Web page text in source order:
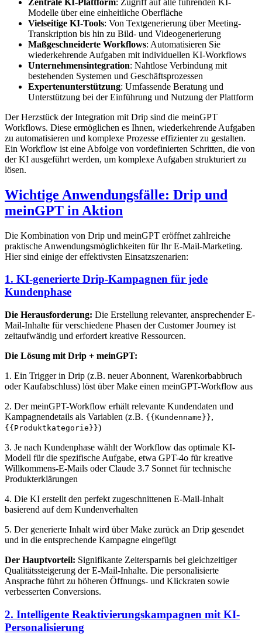
Zentrale KI-Plattform: Zugriff auf alle führenden KI-
Modelle über eine einheitliche Oberfläche
Vielseitige KI-Tools: Von Textgenerierung über Meeting-
Transkription bis hin zu Bild- und Videogenerierung
Maßgeschneiderte Workflows: Automatisieren Sie
wiederkehrende Aufgaben mit individuellen KI-Workflows
Unternehmensintegration: Nahtlose Verbindung mit
bestehenden Systemen und Geschäftsprozessen
Expertenunterstützung: Umfassende Beratung und
Unterstützung bei der Einführung und Nutzung der Plattform
Der Herzstück der Integration mit Drip sind die meinGPT
Workflows. Diese ermöglichen es Ihnen, wiederkehrende Aufgaben
zu automatisieren und komplexe Prozesse effizienter zu gestalten.
Ein Workflow ist eine Abfolge von vordefinierten Schritten, die von
der KI ausgeführt werden, um komplexe Aufgaben strukturiert zu
lösen.
Wichtige Anwendungsfälle: Drip und
meinGPT in Aktion
Die Kombination von Drip und meinGPT eröffnet zahlreiche
praktische Anwendungsmöglichkeiten für Ihr E-Mail-Marketing.
Hier sind einige der effektivsten Einsatzszenarien:
1. KI-generierte Drip-Kampagnen für jede
Kundenphase
Die Herausforderung: Die Erstellung relevanter, ansprechender E-
Mail-Inhalte für verschiedene Phasen der Customer Journey ist
zeitaufwändig und erfordert kreative Ressourcen.
Die Lösung mit Drip + meinGPT:
1. Ein Trigger in Drip (z.B. neuer Abonnent, Warenkorbabbruch
oder Kaufabschluss) löst über Make einen meinGPT-Workflow aus
2. Der meinGPT-Workflow erhält relevante Kundendaten und
Kampagnendetails als Variablen (z.B. {{Kundenname}},
{{Produktkategorie}})
3. Je nach Kundenphase wählt der Workflow das optimale KI-
Modell für die spezifische Aufgabe, etwa GPT-4o für kreative
Willkommens-E-Mails oder Claude 3.7 Sonnet für technische
Produkterklärungen
4. Die KI erstellt den perfekt zugeschnittenen E-Mail-Inhalt
basierend auf dem Kundenverhalten
5. Der generierte Inhalt wird über Make zurück an Drip gesendet
und in die entsprechende Kampagne eingefügt
Der Hauptvorteil: Signifikante Zeitersparnis bei gleichzeitiger
Qualitätssteigerung der E-Mail-Inhalte. Die personalisierte
Ansprache führt zu höheren Öffnungs- und Klickraten sowie
verbesserten Conversions.
2. Intelligente Reaktivierungskampagnen mit KI-
Personalisierung